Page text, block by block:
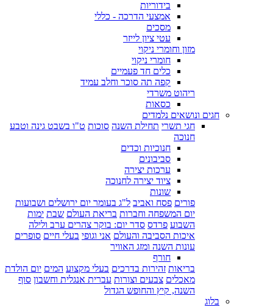
בידוריות
אמצעי הדרכה - כללי
מסכים
עטי ציון לייזר
מזון וחומרי ניקוי
חומרי ניקוי
כלים חד פעמיים
קפה תה סוכר וחלב עמיד
ריהוט משרדי
כסאות
חגים ונושאים נלמדים
חגי תשרי תחילת השנה סוכות ט"ו בשבט גינה וטבע
חנוכה
חנוכיות וכדים
סביבונים
ערכות יצירה
ציוד יצירה לחנוכה
שונות
פורים פסח ואביב ל"ג בעומר יום ירושלים ושבועות
יום המשפחה וחברות בריאת העולם שבת ימות
השבוע פרדס סדר יום: בוקר צהרים ערב ולילה
איכות הסביבה והעולם אני וגופי בעלי חיים סופרים
עונות השנה ומזג האוויר
חורף
בריאות זהירות בדרכים בעלי מקצוע המים יום הולדת
מאכלים צבעים וצורות עברית אנגלית וחשבון סוף
השנה, קיץ והחופש הגדול
בלוג